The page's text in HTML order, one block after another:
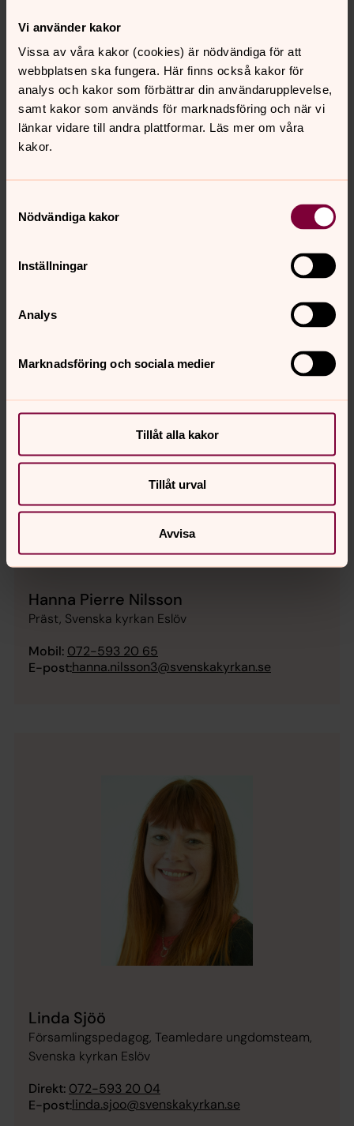
Vi använder kakor
Vissa av våra kakor (cookies) är nödvändiga för att
webbplatsen ska fungera. Här finns också kakor för
analys och kakor som förbättrar din användarupplevelse,
samt kakor som används för marknadsföring och när vi
länkar vidare till andra plattformar. Läs mer om våra
kakor.
Nödvändiga kakor
Inställningar
Analys
Marknadsföring och sociala medier
Tillåt alla kakor
Tillåt urval
Avvisa
sitta tysta och läsa i en bibel och
att vi skulle få massor av läxor,
men det har faktiskt varit kul med
alla lekar, och jag har lärt mig
många nya saker och lärt känna
Att vara "ung
Vad innebär det att vara ung ledare och varför väljer
man att ägna en del av sin fritid åt det?
Hanna Pierre Nilsson
Präst, Svenska kyrkan Eslöv
Mobil: 072-593 20 65
E-post:hanna.nilsson3@svenskakyrkan.se
Linda Sjöö
Församlingspedagog, Teamledare ungdomsteam,
Svenska kyrkan Eslöv
Direkt: 072-593 20 04
E-post:linda.sjoo@svenskakyrkan.se